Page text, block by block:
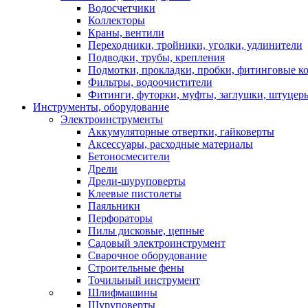
Водосчетчики
Коллекторы
Краны, вентили
Переходники, тройники, уголки, удлинители
Подводки, трубы, крепления
Подмотки, прокладки, пробки, фитинговые
Фильтры, водоочистители
Фитинги, футорки, муфты, заглушки,
Инструменты, оборудование
Электроинструменты
Аккумуляторные отвертки, гайковерты
Аксессуары, расходные материалы
Бетоносмесители
Дрели
Дрели-шуруповерты
Клеевые пистолеты
Паяльники
Перфораторы
Пилы дисковые, цепные
Садовый электроинструмент
Сварочное оборудование
Строительные фены
Точильный инструмент
Шлифмашины
Шуруповерты